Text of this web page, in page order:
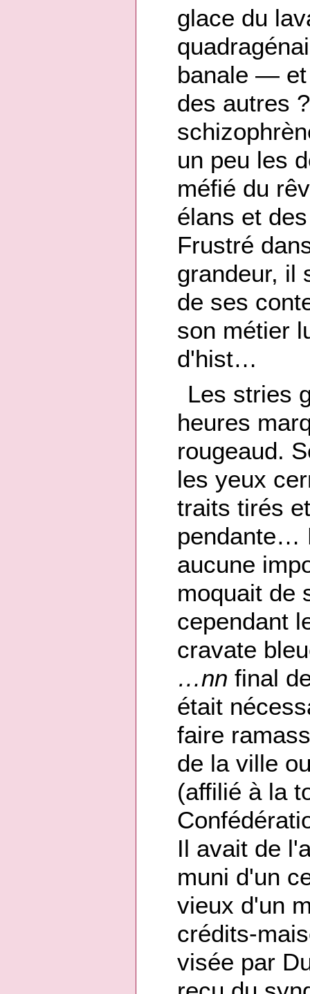
glace du
banale — et
des autres
un peu les
méfié du
élans et
Frustré
grandeur, il
de ses
son métier
d'hist…
Les stries
heures
rougeaud.
les yeux
traits tirés
pendante…
aucune
moquait de
cependant
cravate
…nn final
était
faire
de la ville
(affilié à la
Il avait de
muni d'un
vieux d'un
crédits-
visée par